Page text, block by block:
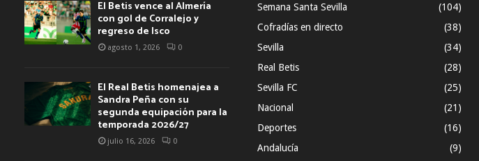
El Betis vence al Almería
con gol de Corralejo y
regreso de Isco
agosto 1, 2026 0
El Real Betis homenajea a
Sandra Peña con su
segunda equipación para la
temporada 2026/27
julio 16, 2026 0
Semana Santa Sevilla
(104)
Cofradías en directo
(38)
Sevilla
(34)
Real Betis
(28)
Sevilla FC
(25)
Nacional
(21)
Deportes
(16)
Andalucía
(9)